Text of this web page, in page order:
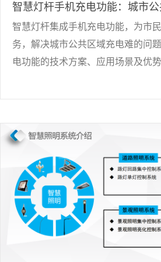
智慧灯杆手机充电功能：城市
智慧灯杆集成手机充电功能，为市
务，解决城市公共区域充电难的问
电功能的技术方案、应用场景及优